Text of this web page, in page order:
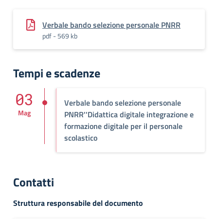
Verbale bando selezione personale PNRR
pdf - 569 kb
Tempi e scadenze
Verbale bando selezione personale
PNRR''Didattica digitale integrazione e
formazione digitale per il personale
scolastico
03
Mag
Contatti
Struttura responsabile del documento